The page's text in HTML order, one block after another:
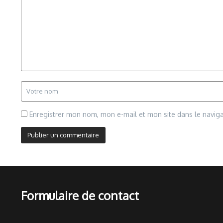
Enregistrer mon nom, mon e-mail et mon site dans le
Formulaire de contact